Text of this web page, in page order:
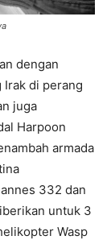
dengan
Irak di perang
juga
Harpoon
armada
332 dan
untuk 3
Wasp